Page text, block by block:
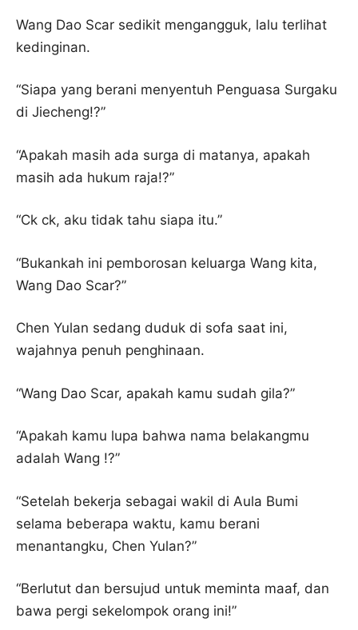
Wang Dao Scar sedikit mengangguk, lalu terlihat
kedinginan.
“Siapa yang berani menyentuh Penguasa Surgaku
di Jiecheng!?”
“Apakah masih ada surga di matanya, apakah
masih ada hukum raja!?”
“Ck ck, aku tidak tahu siapa itu.”
“Bukankah ini pemborosan keluarga Wang kita,
Wang Dao Scar?”
Chen Yulan sedang duduk di sofa saat ini,
wajahnya penuh penghinaan.
“Wang Dao Scar, apakah kamu sudah gila?”
“Apakah kamu lupa bahwa nama belakangmu
adalah Wang !?”
“Setelah bekerja sebagai wakil di Aula Bumi
selama beberapa waktu, kamu berani
menantangku, Chen Yulan?”
“Berlutut dan bersujud untuk meminta maaf, dan
bawa pergi sekelompok orang ini!”